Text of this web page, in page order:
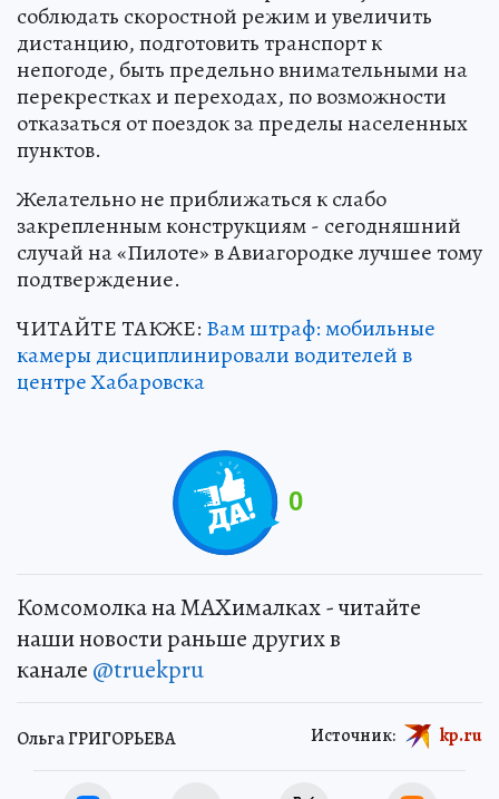
соблюдать скоростной режим и увеличить
дистанцию, подготовить транспорт к
непогоде, быть предельно внимательными на
перекрестках и переходах, по возможности
отказаться от поездок за пределы населенных
пунктов.
Желательно не приближаться к слабо
закрепленным конструкциям - сегодняшний
случай на «Пилоте» в Авиагородке лучшее тому
подтверждение.
ЧИТАЙТЕ ТАКЖЕ: Вам штраф: мобильные
камеры дисциплинировали водителей в
центре Хабаровска
0
Комсомолка на MAXималках - читайте
наши новости раньше других в
канале @truekpru
Ольга ГРИГОРЬЕВА Источник: kp.ru